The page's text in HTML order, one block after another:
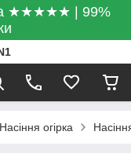
★★★★★ | 99%
Насіння огірка